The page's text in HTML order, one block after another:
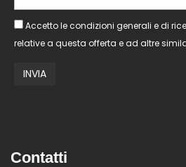
Accetto le condizioni generali e di
relative a questa offerta e ad altre
Contatti